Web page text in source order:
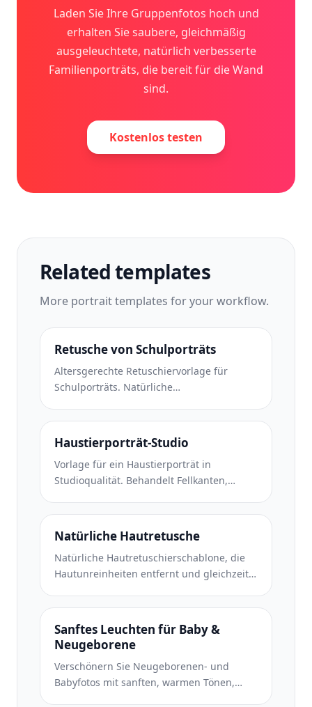
Laden Sie Ihre Gruppenfotos hoch und
erhalten Sie saubere, gleichmäßig
ausgeleuchtete, natürlich verbesserte
Familienporträts, die bereit für die Wand
sind.
Kostenlos testen
Related templates
More portraittemplates for your workflow.
Retusche von Schulporträts
Altersgerechte Retuschiervorlage für
Schulporträts. Natürliche
Hintergründe und Jahrbuch-
Standardausgabe mit Stapelverarbeitung
für ganze Klassen.
Haustierporträt-Studio
Vorlage für ein Haustierporträt in
Studioqualität. Behandelt Fellkanten,
Hintergründe und schärft die Augen für
Hunde, Katzen und andere Tiere.
Natürliche Hautretusche
Natürliche Hautretuschierschablone, die
Hautunreinheiten entfernt und gleichzeitig
Beleuchtung, kein Plastik-Look – nur
bessere Haut vor der Kamera.
Sanftes Leuchten für Baby &
Neugeborene
Verschönern Sie Neugeborenen- und
Babyfotos mit sanften, warmen Tönen,